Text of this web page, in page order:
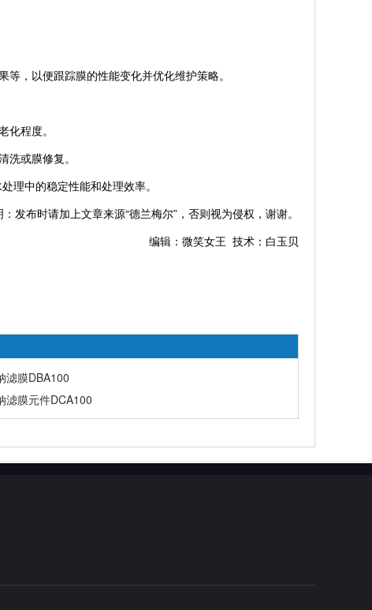
，以便跟踪膜的性能变化并优化维护策略。
程度。
或膜修复。
中的稳定性能和处理效率。
布时请加上文章来源“德兰梅尔”，否则视为侵权，谢谢。
编辑：微笑女王 技术：白玉贝
滤膜DBA100
滤膜元件DCA100